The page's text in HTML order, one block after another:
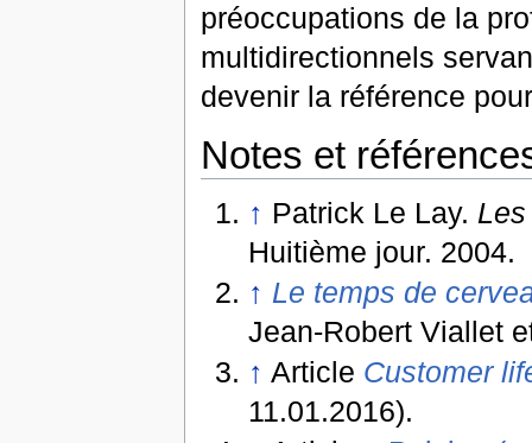
préoccupations de la
multidirectionnels
devenir la référence
Notes et
↑ Patrick Le Lay.
Huitième jour. 2004.
↑ Le temps de
Jean-Robert Viallet
↑ Article Customer
11.01.2016).